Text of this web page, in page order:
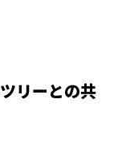
リーとの共